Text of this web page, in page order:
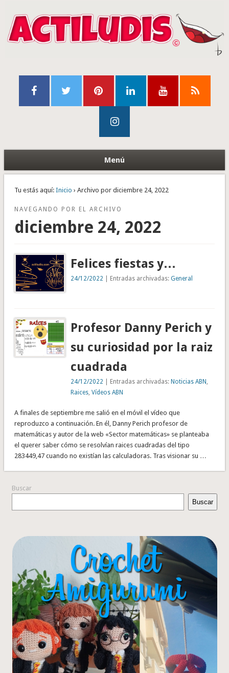
Menú
Tu estás aquí: Inicio › Archivo por diciembre 24, 2022
NAVEGANDO POR EL ARCHIVO
diciembre 24, 2022
Felices fiestas y…
24/12/2022 | Entradas archivadas:General
Profesor Danny Perich y
su curiosidad por la raiz
cuadrada
24/12/2022 | Entradas archivadas: Noticias ABN ,
Raices,Vídeos ABN
A finales de septiembre me salió en el móvil el vídeo que
reproduzco a continuación. En él, Danny Perich profesor de
matemáticas y autor de la web «Sector matemáticas» se planteaba
el querer saber cómo se resolvían raices cuadradas del tipo
283449,47 cuando no existían las calculadoras. Tras visionar su …
Buscar
Buscar